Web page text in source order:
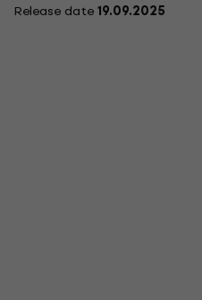
Release date19.09.2025